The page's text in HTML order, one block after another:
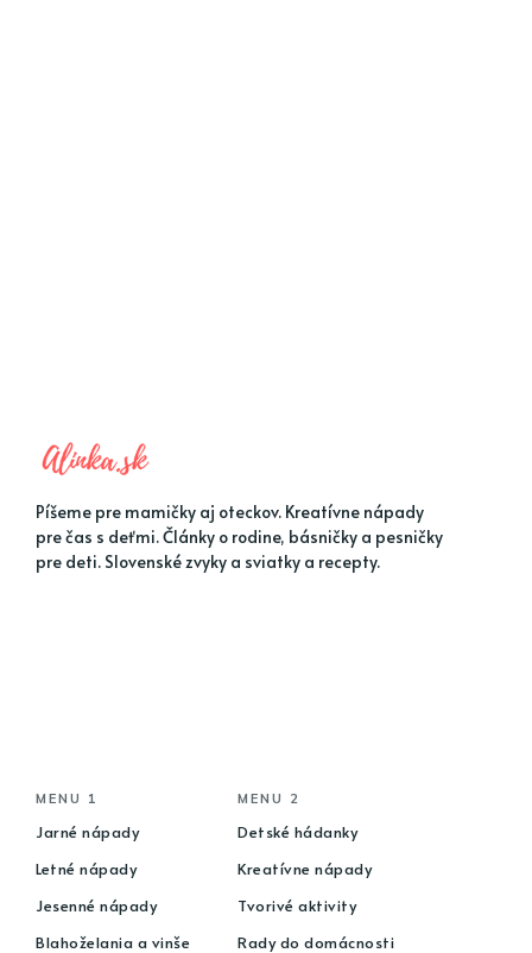
Píšeme pre mamičky aj oteckov. Kreatívne nápady
pre čas s deťmi. Články o rodine, básničky a pesničky
pre deti. Slovenské zvyky a sviatky a recepty.
MENU 1
Jarné nápady
Letné nápady
Jesenné nápady
Blahoželania a vinše
MENU 2
Detské hádanky
Kreatívne nápady
Tvorivé aktivity
Rady do domácnosti